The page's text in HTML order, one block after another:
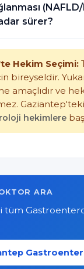
sürer?
Hekim Seçimi:
bireyseldir.
amaçlıdır ve
Gaziantep'teki
hekimlere
ARA